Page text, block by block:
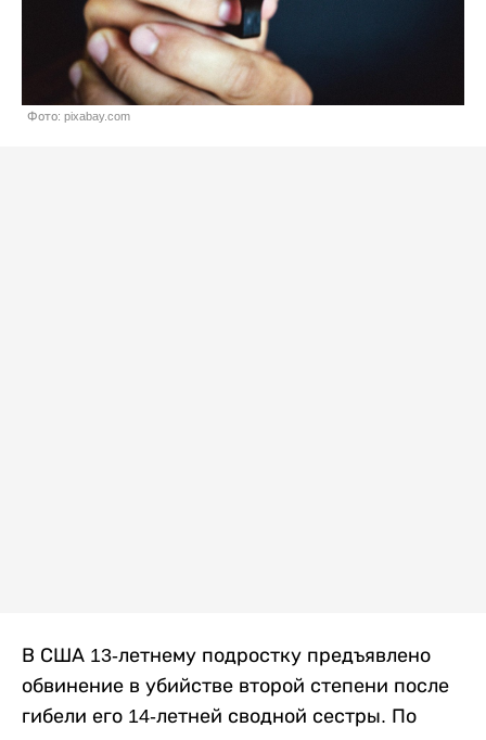
Фото: pixabay.com
В США 13-летнему подростку предъявлено
обвинение в убийстве второй степени после
гибели его 14-летней сводной сестры. По